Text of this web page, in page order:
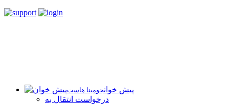
پیش خوانجومینا هاست
درخواست انتقال به